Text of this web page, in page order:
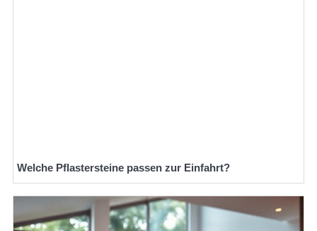
Welche Pflastersteine passen zur Einfahrt?